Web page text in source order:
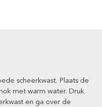
scheerkwast. Plaats de
met warm water. Druk
en ga over de